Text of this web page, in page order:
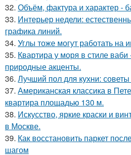
32. Объём, фактура и характер -
33. Интерьер недели:
графика линий.
34. Углы тоже могут работать на
35. Квартира у моря в стиле
природные акценты.
36. Лучший пол для кухни:
37. Американская классика в
квартира площадью 130 м.
38. Искусство, яркие краски и
в Москве.
39. Как восстановить паркет
шагом